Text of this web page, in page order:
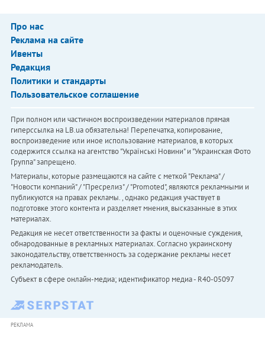
Про нас
Реклама на сайте
Ивенты
Редакция
Политики и стандарты
Пользовательское соглашение
При полном или частичном воспроизведении материалов прямая
гиперссылка на LB.ua обязательна! Перепечатка, копирование,
воспроизведение или иное использование материалов, в которых
содержится ссылка на агентство "Українськi Новини" и "Украинская Фото
Группа" запрещено.
Материалы, которые размещаются на сайте с меткой "Реклама" /
"Новости компаний" / "Пресрелиз" / "Promoted", являются рекламными и
публикуются на правах рекламы. , однако редакция участвует в
подготовке этого контента и разделяет мнения, высказанные в этих
материалах.
Редакция не несет ответственности за факты и оценочные суждения,
обнародованные в рекламных материалах. Согласно украинскому
законодательству, ответственность за содержание рекламы несет
рекламодатель.
Субъект в сфере онлайн-медиа; идентификатор медиа - R40-05097
РЕКЛАМА